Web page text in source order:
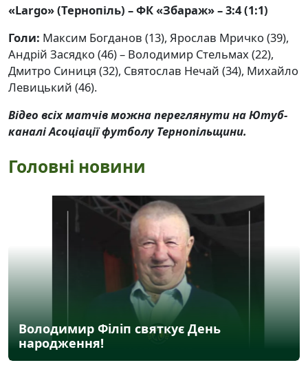
«Largo» (Тернопіль) – ФК «Збараж» – 3:4 (1:1)
Голи: Максим Богданов (13), Ярослав Мричко (39),
Андрій Засядко (46) – Володимир Стельмах (22),
Дмитро Синиця (32), Святослав Нечай (34), Михайло
Левицький (46).
Відео всіх матчів можна переглянути на Ютуб-
каналі Асоціації футболу Тернопільщини.
Головні новини
Володимир Філіп святкує День
народження!